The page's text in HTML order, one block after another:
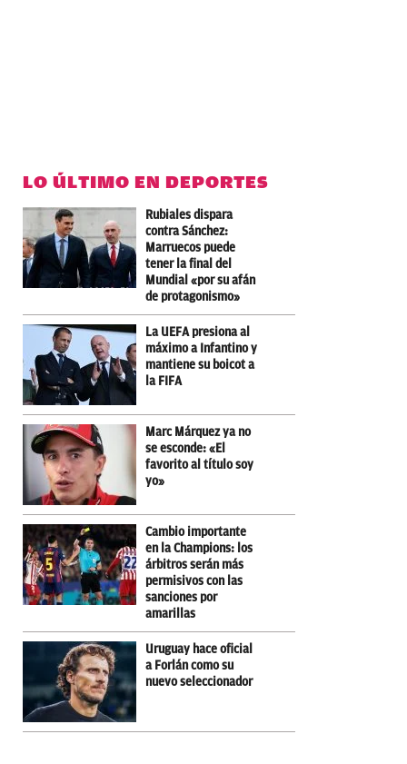
LO ÚLTIMO EN DEPORTES
Rubiales dispara
contra Sánchez:
Marruecos puede
tener la final del
Mundial «por su afán
de protagonismo»
La UEFA presiona al
máximo a Infantino y
mantiene su boicot a
la FIFA
Marc Márquez ya no
se esconde: «El
favorito al título soy
yo»
Cambio importante
en la Champions: los
árbitros serán más
permisivos con las
sanciones por
amarillas
Uruguay hace oficial
a Forlán como su
nuevo seleccionador